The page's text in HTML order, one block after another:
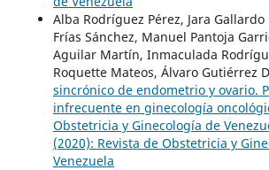
Alba Rodríguez Pérez, Jara
Frías Sánchez, Manuel Pantoja
Aguilar Martín, Inmaculada
Roquette Mateos, Álvaro Gutiérrez
sincrónico de endometrio y ovario.
infrecuente en ginecología
Obstetricia y Ginecología de
(2020): Revista de Obstetricia y
Venezuela